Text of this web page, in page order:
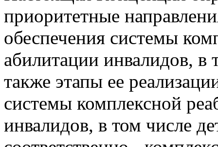
Настоящая Концепция
приоритетные
обеспечения системы
абилитации инвалидов, в
также этапы ее
системы комплексной